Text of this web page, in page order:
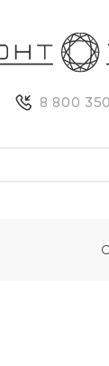
8 800